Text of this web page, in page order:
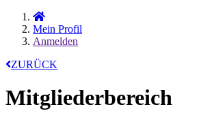
Mein Profil
Anmelden
ZURÜCK
Mitgliederbereich